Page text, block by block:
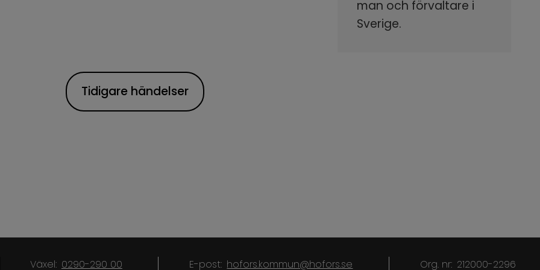
man och förvaltare i
Sverige.
Tidigare händelser
Växel: 0290-290 00 E-post: hofors.kommun@hofors.se Org. nr: 212000-2296